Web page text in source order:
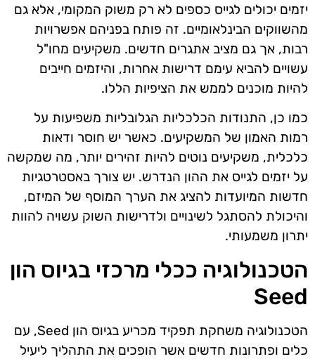
יזמים יכולים לגייס כספים לא רק משוק המקומי, אלא גם
מהשווקים הבינלאומיים. זה פותח בפניהם אפשרויות
רבות, אך גם מציב אתגרים חדשים. משקיעים מחו"ל
עשויים להביא עימם דרישות אחרות, והיזמים חייבים
להיות מוכנים לממש את הציפיות הללו.
כמו כן, התנודות הכלכליות הגלובליות משפיעות על
רמות האמון של המשקיעים. כאשר יש חוסר ודאות
כלכלית, משקיעים נוטים להיות זהירים יותר, מה שמקשה
על יזמים לגייס את ההון הנדרש. יש צורך באסטרטגיות
חדשות המיועדות להציג את הערך המוסף של המיזם,
והיכולת להסתגל לשינויים ולדרישות השוק עשויה להוות
יתרון משמעותי.
הטכנולוגיה ככלי מרכזי בגיוס הון
Seed
הטכנולוגיה משחקת תפקיד מכריע בגיוס הון Seed, עם
כלים ופתרונות חדשים אשר הופכים את התהליך ליעיל